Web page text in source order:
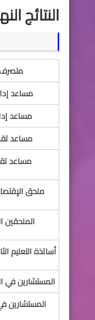
​النتائج
متصرف
​مساعد
مساعد
​مساعد
​مساعد
​ملحق
​الملحقين
​أساتذة التعليم
​المستشارين في
​المستشارين